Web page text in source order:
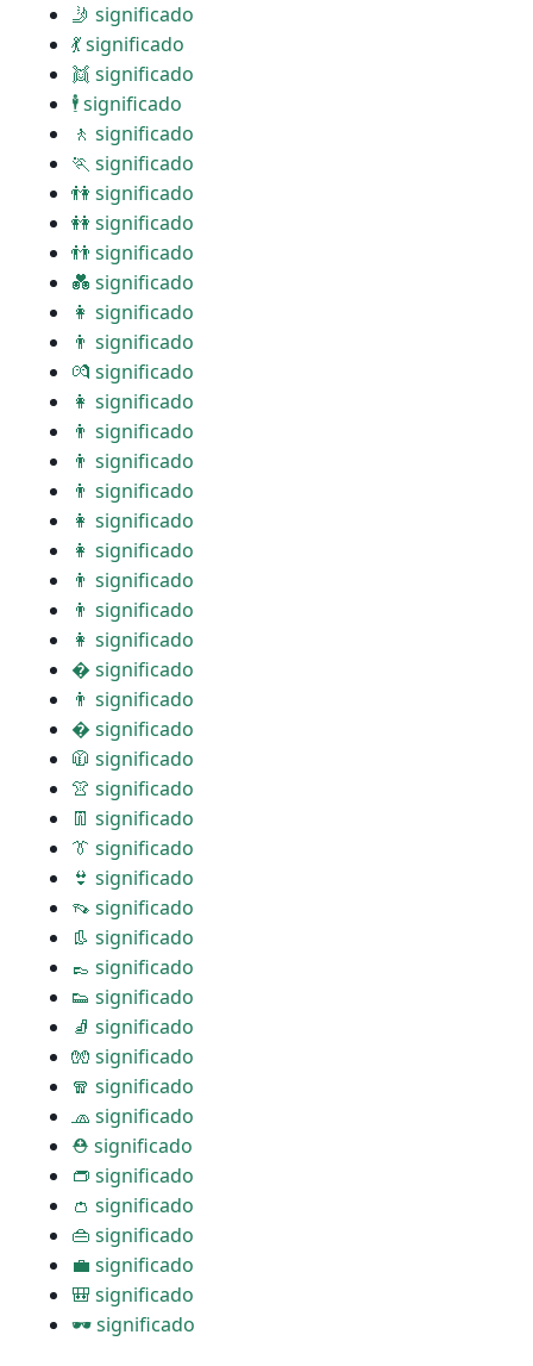
🤳 significado
💃 significado
👯 significado
🕴 significado
🚶 significado
🏃 significado
👫 significado
👭 significado
👬 significado
💑 significado
👩 significado
👨 significado
💏 significado
👩 significado
👨 significado
👨 significado
👨 significado
👩 significado
👩 significado
👨 significado
👨 significado
👩 significado
� significado
👨 significado
� significado
🧥 significado
👚 significado
👖 significado
👔 significado
👙 significado
👡 significado
👢 significado
👞 significado
👟 significado
🧦 significado
🧤 significado
🧣 significado
🧢 significado
⛑ significado
👝 significado
👛 significado
👜 significado
💼 significado
🎒 significado
🕶 significado